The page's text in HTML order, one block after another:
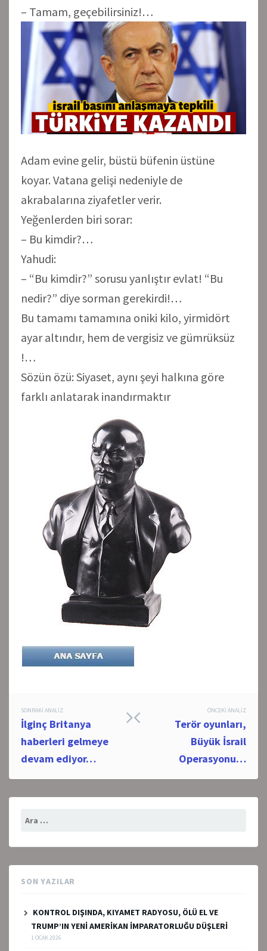
– Tamam, geçebilirsiniz!…
Adam evine gelir, büstü büfenin üstüne
koyar. Vatana gelişi nedeniyle de
akrabalarına ziyafetler verir.
Yeğenlerden biri sorar:
– Bu kimdir?…
Yahudi:
– “Bu kimdir?” sorusu yanlıştır evlat! “Bu
nedir?” diye sorman gerekirdi!…
Bu tamamı tamamına oniki kilo, yirmidört
ayar altındır, hem de vergisiz ve gümrüksüz
!…
Sözün özü: Siyaset, aynı şeyi halkına göre
farklı anlatarak inandırmaktır
Post
navigation
ÖNCEKI ANALIZ
Terör oyunları,
Büyük İsrail
Operasyonu…
SONRAKI ANALIZ
İlginç Britanya
haberleri gelmeye
devam ediyor…
SON YAZILAR
KONTROL DIŞINDA, KIYAMET RADYOSU, ÖLÜ EL VE
TRUMP’IN YENİ AMERİKAN İMPARATORLUĞU DÜŞLERİ
1 OCAK 2026